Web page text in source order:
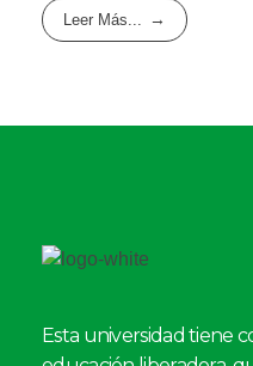
Leer Más...
Esta universidad tiene